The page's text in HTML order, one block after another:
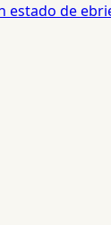
estado de